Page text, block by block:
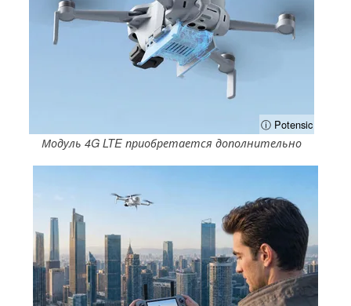
ⓘ Potensic
Модуль 4G LTE приобретается дополнительно